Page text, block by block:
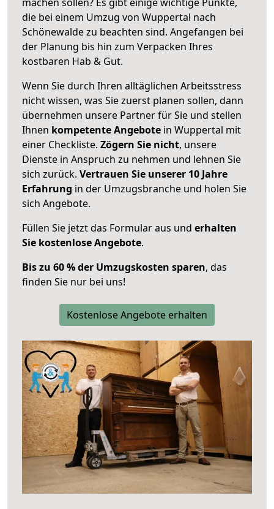
die bei einem Umzug von Wuppertal nach
Schönewalde zu beachten sind. Angefangen bei
der Planung bis hin zum Verpacken Ihres
kostbaren Hab & Gut.
Wenn Sie durch Ihren alltäglichen Arbeitsstress
nicht wissen, was Sie zuerst planen sollen, dann
übernehmen unsere Partner für Sie und stellen
Ihnen kompetente Angebote in Wuppertal mit
einer Checkliste. Zögern Sie nicht, unsere
Dienste in Anspruch zu nehmen und lehnen Sie
sich zurück. Vertrauen Sie unserer 10 Jahre
Erfahrung in der Umzugsbranche und holen Sie
sich Angebote.
Füllen Sie jetzt das Formular aus und erhalten
Sie kostenlose Angebote.
Bis zu 60 % der Umzugskosten sparen, das
finden Sie nur bei uns!
Kostenlose Angebote erhalten